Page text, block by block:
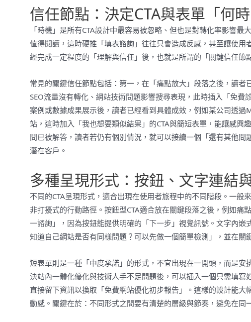
信任節點：決定CTA與表單「何
「時機」是所有CTA設計中最容易被忽略、但也是對轉化率影響
值得閱讀，這時硬推「填表諮詢」往往只會造成反感，甚至讓使
經完成一定程度的「理解與信任」後，也就是所謂的「關鍵信任節
常見的關鍵信任節點包括：第一，在「痛點放大」段落之後，讀
SEO流量沒有轉化、網站技術問題影響搜尋表現，此時插入「免
案例或數據成果展示後，讀者已經看到具體成效，例如某公司透
站，這時加入「我也想要類似結果」的CTA與簡短表單，能讓感
問已被解答，讀者若仍有個別情況，就可以接續一個「還有其他
潛在客戶。
多種呈現形式：按鈕、文字連結
不同的CTA呈現形式，適合出現在使用者旅程中的不同階段。一般
非打擾式的行動路徑。按鈕型CTA適合放在關鍵段落之後，例如
一諮詢」，因為按鈕能提供明確的「下一步」視覺訊號。文字內
知道自己網站是否有同樣問題？可以先做一個簡單檢測」，並在關
短表單則是一種「中度承諾」的形式，不宜出現在一開頭，而是
決站內一體化優化與技術人手不足問題後，可以插入一個只需填
直接留下資訊以換取「免費網站優化初步報告」。這樣的設計能
動感。關鍵在於：不同形式之間要有清楚的層級與節奏，避免在同